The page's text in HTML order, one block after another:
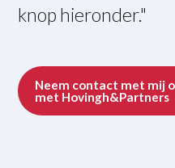
knop hieronder."
Neem contact met mij
met Hovingh&Partners